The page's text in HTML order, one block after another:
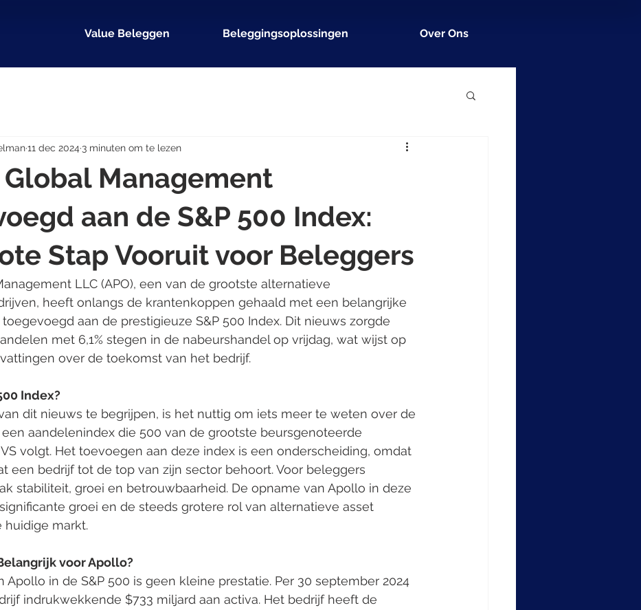
Value Beleggen Beleggingsoplossingen Over Ons
Management
aan de S&P 500 Index:
Stap Vooruit voor Beleggers
11 dec 2024 3 minuten om te lezen
LLC (APO), een van de grootste alternatieve
heeft onlangs de krantenkoppen gehaald met een belangrijke
aan de prestigieuze S&P 500 Index. Dit nieuws zorgde
met 6,1% stegen in de nabeurshandel op vrijdag, wat wijst op
over de toekomst van het bedrijf.
Index?
dit nieuws te begrijpen, is het nuttig om iets meer te weten over de
een aandelenindex die 500 van de grootste beursgenoteerde
volgt. Het toevoegen aan deze index is een onderscheiding, omdat
een bedrijf tot de top van zijn sector behoort. Voor beleggers
stabiliteit, groei en betrouwbaarheid. De opname van Apollo in deze
groei en de steeds grotere rol van alternatieve asset
huidige markt.
voor Apollo?
Apollo in de S&P 500 is geen kleine prestatie. Per 30 september 2024
indrukwekkende $733 miljard aan activa. Het bedrijf heeft de